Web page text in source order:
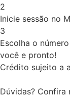
2
Inicie sessão no
3
Escolha o
você e pronto!
Crédito sujeito a
Dúvidas? Confira